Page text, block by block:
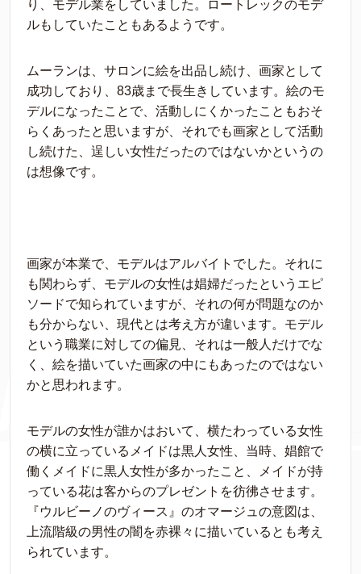
り、モデル業をしていました。ロートレックのモデ
ルもしていたこともあるようです。
ムーランは、サロンに絵を出品し続け、画家として
成功しており、83歳まで長生きしています。絵のモ
デルになったことで、活動しにくかったこともおそ
らくあったと思いますが、それでも画家として活動
し続けた、逞しい女性だったのではないかというの
は想像です。
画家が本業で、モデルはアルバイトでした。それに
も関わらず、モデルの女性は娼婦だったというエピ
ソードで知られていますが、それの何が問題なのか
も分からない、現代とは考え方が違います。モデル
という職業に対しての偏見、それは一般人だけでな
く、絵を描いていた画家の中にもあったのではない
かと思われます。
モデルの女性が誰かはおいて、横たわっている女性
の横に立っているメイドは黒人女性、当時、娼館で
働くメイドに黒人女性が多かったこと、メイドが持
っている花は客からのプレゼントを彷彿させます。
『ウルビーノのヴィース』のオマージュの意図は、
上流階級の男性の闇を赤裸々に描いているとも考え
られています。